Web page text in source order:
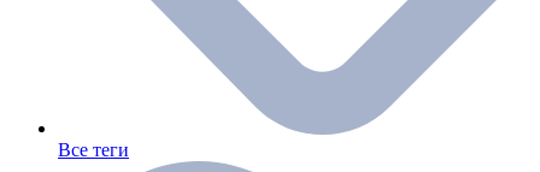
Все теги